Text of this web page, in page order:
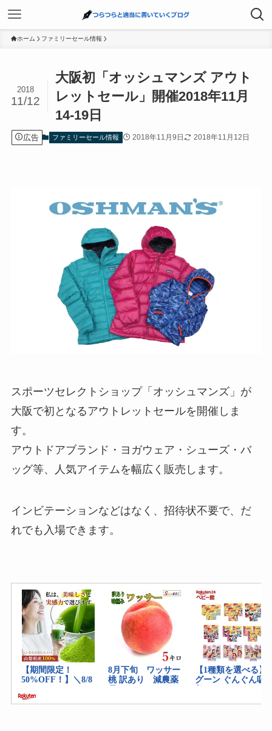
ホーム ファミリーセール情報
大阪初「オッシュマンズ アウト
レットセール」開催2018年11月
14-19日
2018
11/12
広告 ファミリーセール情報 2018年11月9日 2018年11月12日
スポーツセレクトショップ「オッシュマンズ」が
大阪で初となるアウトレットセールを開催しま
す。
アウトドアブランド・ヨガウェア・シューズ・バ
ッグ等、人気アイテムを幅広く販売します。
インビテーションなどはなく、招待状不要で、だ
れでも入場できます。